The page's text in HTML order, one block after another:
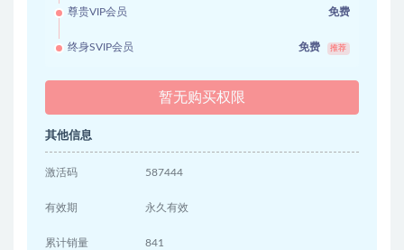
尊贵VIP会员 免费
终身SVIP会员 免费 推荐
暂无购买权限
其他信息
激活码 587444
有效期 永久有效
累计销量 841